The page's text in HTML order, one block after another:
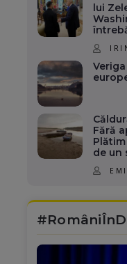
lui
Fără
de un